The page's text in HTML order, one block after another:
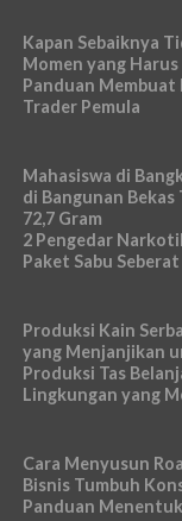
Kapan Sebaiknya
Momen yang
Panduan
Trader Pemula
Mahasiswa di
di Bangunan
72,7 Gram
2 Pengedar
Paket Sabu
Produksi Kain
yang Menjanjikan
Produksi Tas
Lingkungan yang
Cara Menyusun
Bisnis Tumbuh
Panduan